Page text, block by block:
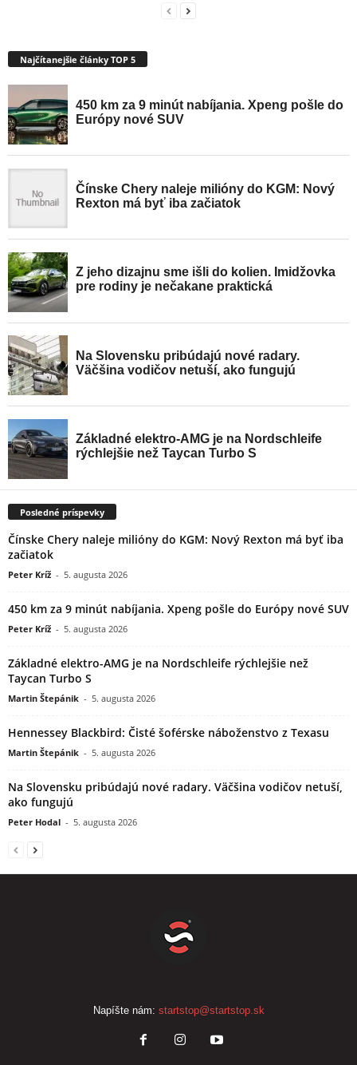
Najčítanejšie články TOP 5
Posledné príspevky
Čínske Chery naleje milióny do KGM: Nový Rexton má byť iba
začiatok
Peter Kríž - 5. augusta 2026
450 km za 9 minút nabíjania. Xpeng pošle do Európy nové SUV
Peter Kríž - 5. augusta 2026
Základné elektro-AMG je na Nordschleife rýchlejšie než
Taycan Turbo S
Martin Štepánik - 5. augusta 2026
Hennessey Blackbird: Čisté šoférske náboženstvo z Texasu
Martin Štepánik - 5. augusta 2026
Na Slovensku pribúdajú nové radary. Väčšina vodičov netuší,
ako fungujú
Peter Hodal - 5. augusta 2026
Napíšte nám: startstop@startstop.sk